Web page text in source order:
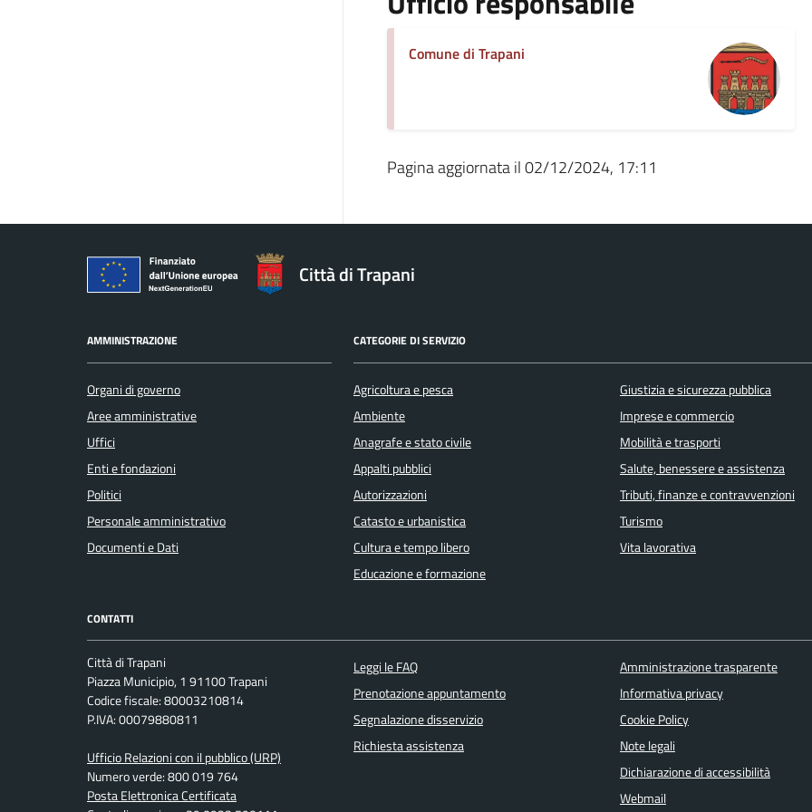
Comune di Trapani
Pagina aggiornata il 02/12/2024, 17:11
Città di Trapani
AMMINISTRAZIONE
Organi di governo
Aree amministrative
Uffici
Enti e fondazioni
Politici
Personale amministrativo
Documenti e Dati
CATEGORIE DI SERVIZIO
Agricoltura e pesca
Ambiente
Anagrafe e stato civile
Appalti pubblici
Autorizzazioni
Catasto e urbanistica
Cultura e tempo libero
Educazione e formazione
Giustizia e sicurezza pubblica
Imprese e commercio
Mobilità e trasporti
Salute, benessere e assistenza
Tributi, finanze e contravvenzioni
Turismo
Vita lavorativa
CONTATTI
Città di Trapani
Piazza Municipio, 1 91100 Trapani
Codice fiscale: 80003210814
P.IVA: 00079880811
Ufficio Relazioni con il pubblico (URP)
Numero verde: 800 019 764
Posta Elettronica Certificata
Leggi le FAQ
Prenotazione appuntamento
Segnalazione disservizio
Richiesta assistenza
Amministrazione trasparente
Informativa privacy
Cookie Policy
Note legali
Dichiarazione di accessibilità
Webmail